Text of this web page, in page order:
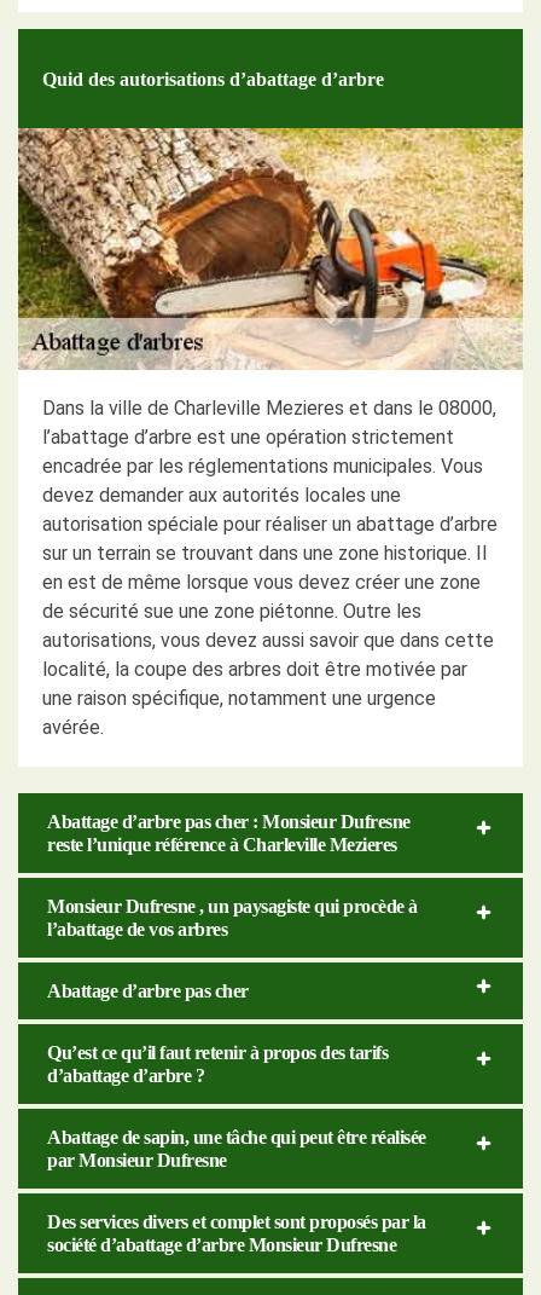
Quid des autorisations d’abattage d’arbre
Dans la ville de Charleville Mezieres et dans le 08000,
l’abattage d’arbre est une opération strictement
encadrée par les réglementations municipales. Vous
devez demander aux autorités locales une
autorisation spéciale pour réaliser un abattage d’arbre
sur un terrain se trouvant dans une zone historique. Il
en est de même lorsque vous devez créer une zone
de sécurité sue une zone piétonne. Outre les
autorisations, vous devez aussi savoir que dans cette
localité, la coupe des arbres doit être motivée par
une raison spécifique, notamment une urgence
avérée.
Abattage d’arbre pas cher : Monsieur Dufresne
reste l’unique référence à Charleville Mezieres
Monsieur Dufresne , un paysagiste qui procède à
l’abattage de vos arbres
Abattage d’arbre pas cher
Qu’est ce qu’il faut retenir à propos des tarifs
d’abattage d’arbre ?
Abattage de sapin, une tâche qui peut être réalisée
par Monsieur Dufresne
Des services divers et complet sont proposés par la
société d’abattage d’arbre Monsieur Dufresne